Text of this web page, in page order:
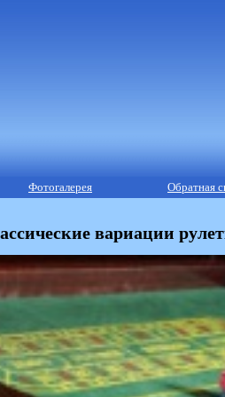
Фотогалерея Обратная
вариации